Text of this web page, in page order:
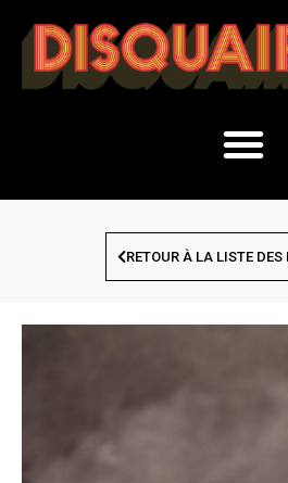
RETOUR À LA LISTE DES